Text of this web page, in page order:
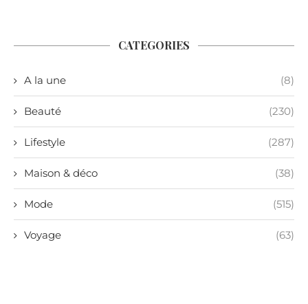
CATEGORIES
A la une (8)
Beauté (230)
Lifestyle (287)
Maison & déco (38)
Mode (515)
Voyage (63)